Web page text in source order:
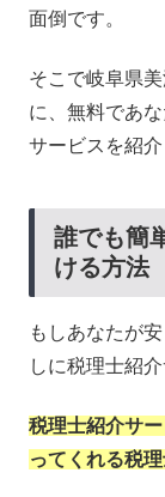
面倒です。
そこで岐阜県
に、無料であ
サービスを紹介
誰でも簡
ける方法
もしあなたが
しに税理士紹
税理士紹介サ
ってくれる税